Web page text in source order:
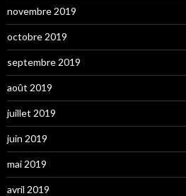
novembre 2019
octobre 2019
septembre 2019
août 2019
juillet 2019
juin 2019
mai 2019
avril 2019